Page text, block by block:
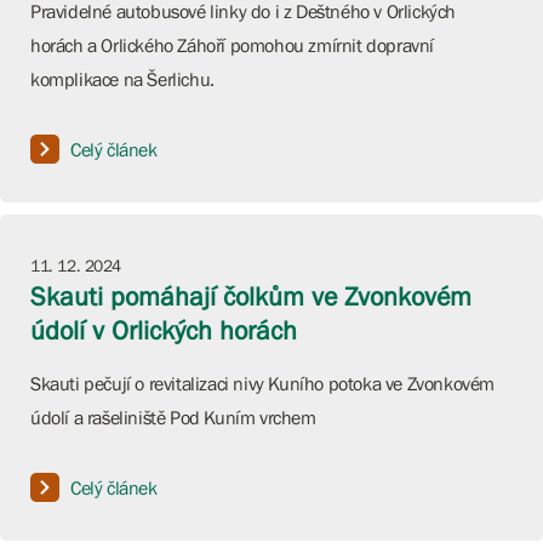
Pravidelné autobusové linky do i z Deštného v Orlických
horách a Orlického Záhoří pomohou zmírnit dopravní
komplikace na Šerlichu.
Celý článek
11. 12. 2024
Skauti pomáhají čolkům ve Zvonkovém
údolí v Orlických horách
Skauti pečují o revitalizaci nivy Kuního potoka ve Zvonkovém
údolí a rašeliniště Pod Kuním vrchem
Celý článek